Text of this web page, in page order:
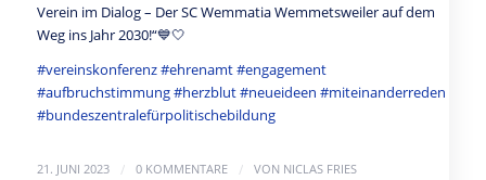
Verein im Dialog – Der SC Wemmatia Wemmetsweiler auf dem
Weg ins Jahr 2030!“💙🤍
#vereinskonferenz #ehrenamt #engagement
#aufbruchstimmung #herzblut #neueideen #miteinanderreden
#bundeszentralefürpolitischebildung
21. JUNI 2023 / 0 KOMMENTARE / VON NICLAS FRIES